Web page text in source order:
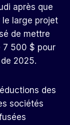
après que
le large projet
de mettre
7 500 $ pour
2025.
des
sociétés